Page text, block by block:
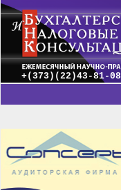
+(373)(22)43-81-08
Главное меню